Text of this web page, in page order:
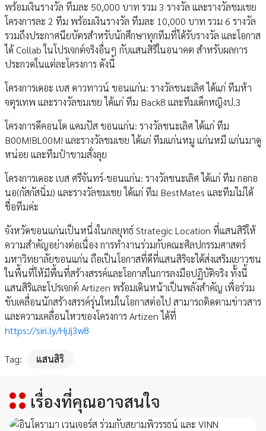
พร้อมเงินรางวัล ทีมละ 50,000 บาท รวม 3 รางวัล และรางวัลชมเชย
โครงการละ 2 ทีม พร้อมเงินรางวัล ทีมละ 10,000 บาท รวม 6 รางวัล
รวมถึงประกาศนียบัตรสำหรับนักศึกษาทุกทีมที่ได้รับรางวัล และโอกาส
ได้ Collab ในโปรเจกต์จริงอื่นๆ กับแสนสิริในอนาคต สำหรับผลการ
ประกวดในแต่ละโครงการ ดังนี้
โครงการเดอะ เบส ดาวทาวน์ ขอนแก่น: รางวัลชนะเลิศ ได้แก่ ทีมห้า
จตุรเทพ และรางวัลชมเชย ได้แก่ ทีม Back8 และทีมเด็กหญิงป.3
โครงการดีคอนโด แคมปัส ขอนแก่น: รางวัลชนะเลิศ ได้แก่ ทีม
B00M!BL00M! และรางวัลชมเชย ได้แก่ ทีมแก่นหมู แก่นหมี แก่นมาดู
หน่อย และทีมป๋าขามสั่งลุย
โครงการเดอะ เบส ศรีจันทร์-ขอนแก่น: รางวัลชนะเลิศ ได้แก่ ทีม กอกอ
นอ(กัสกัสนิ่ม) และรางวัลชมเชย ได้แก่ ทีม BestMates และทีมไม่ได้
ชื่อทีมค่ะ
จังหวัดขอนแก่นเป็นหนึ่งในกลยุทธ์ Strategic Location ที่แสนสิริให้
ความสำคัญอย่างต่อเนื่อง การทำงานร่วมกับคณะศิลปกรรมศาสตร์
มหาวิทยาลัยขอนแก่น ถือเป็นโอกาสที่ดีที่แสนสิริจะได้ส่งเสริมเยาวชน
ในพื้นที่ให้มีพื้นที่สร้างสรรค์และโอกาสในการลงมือปฏิบัติจริง ทั้งนี้
แสนสิริและโปรเจกต์ Artizen พร้อมเดินหน้าเป็นพลังสำคัญ เพื่อร่วม
ขับเคลื่อนนักสร้างสรรค์รุ่นใหม่ในโอกาสต่อไป สามารถติดตามข่าวสาร
และความเคลื่อนไหวของโครงการ Artizen ได้ที่
https://siri.ly/HjJj3w8
Tag: แสนสิริ
เรื่องที่คุณอาจสนใจ